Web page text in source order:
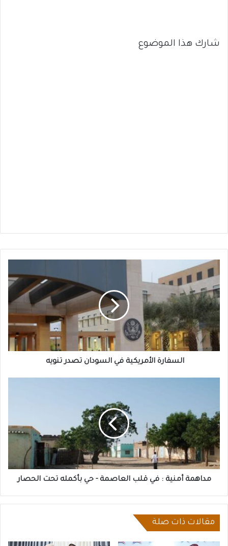
شارك هذا الموضوع
السفارة
الأمريكية
في
السودان
تصدر
تنويه
السفارة الأمريكية في السودان تصدر تنويه
في
قلب
العاصمة
-
حي
بأكمله
تحتمداهمة أمنية : في قلب العاصمة - حي بأكمله تحت الحصار
مقالات ذات صلة